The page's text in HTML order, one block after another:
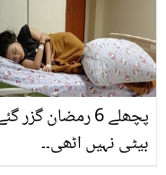
کچھ سہنا پڑا؟ طلاق پر
بات کرتے ہوئے آنسو
سکیں
پچھلے 6 رمضان گزر
بیٹی نہیں اٹھی۔۔